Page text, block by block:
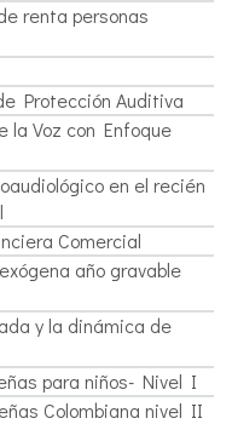
renta personas
Protección Auditiva
la Voz con Enfoque
en el recién
Comercial
año gravable
y la dinámica de
para niños- Nivel I
Colombiana nivel II